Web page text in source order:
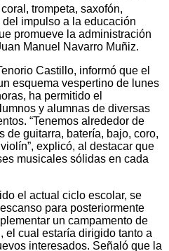
trompeta, saxofón,
impulso a la educación
promueve la administración
Manuel Navarro Muñiz.
Castillo, informó que el
esquema vespertino de lunes
ha permitido el
y alumnas de diversas
“Tenemos alrededor de
de guitarra, batería, bajo, coro,
explicó, al destacar que
musicales sólidas en cada
el actual ciclo escolar, se
para posteriormente
un campamento de
el cual estaría dirigido tanto a
interesados. Señaló que la